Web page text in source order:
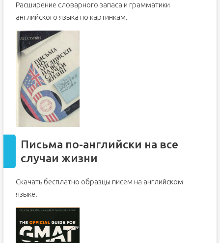
Расширение словарного запаса и грамматики
английского языка по картинкам.
Письма по-английски на все
случаи жизни
Скачать бесплатно образцы писем на английском
языке.